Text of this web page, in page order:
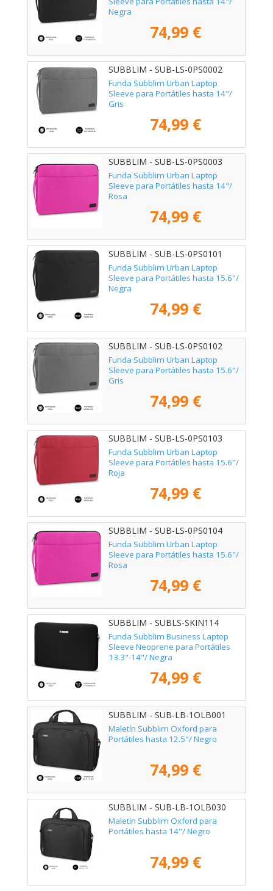
Negra
74,99 €
SUBBLIM - SUB-LS-0PS0002
Funda Subblim Urban Laptop
Sleeve para Portátiles hasta 14"/
Gris
74,99 €
SUBBLIM - SUB-LS-0PS0003
Funda Subblim Urban Laptop
Sleeve para Portátiles hasta 14"/
Rosa
74,99 €
SUBBLIM - SUB-LS-0PS0101
Funda Subblim Urban Laptop
Sleeve para Portátiles hasta 15.6"/
Negra
74,99 €
SUBBLIM - SUB-LS-0PS0102
Funda Subblim Urban Laptop
Sleeve para Portátiles hasta 15.6"/
Gris
74,99 €
SUBBLIM - SUB-LS-0PS0103
Funda Subblim Urban Laptop
Sleeve para Portátiles hasta 15.6"/
Roja
74,99 €
SUBBLIM - SUB-LS-0PS0104
Funda Subblim Urban Laptop
Sleeve para Portátiles hasta 15.6"/
Rosa
74,99 €
SUBBLIM - SUBLS-SKIN114
Funda Subblim Business Laptop
Sleeve Neoprene para Portátiles
13.3"-14"/ Negra
74,99 €
SUBBLIM - SUB-LB-1OLB001
Maletín Subblim Oxford para
Portátiles hasta 12.5"/ Negro
74,99 €
SUBBLIM - SUB-LB-1OLB030
Maletín Subblim Oxford para
Portátiles hasta 14"/ Negro
74,99 €